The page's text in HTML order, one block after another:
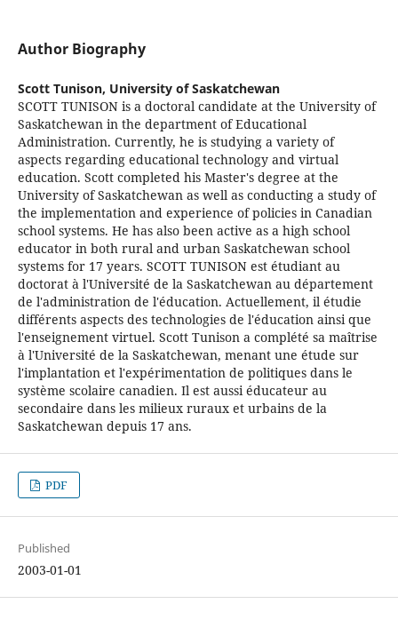
Author Biography
Scott Tunison, University of Saskatchewan
SCOTT TUNISON is a doctoral candidate at the University of
Saskatchewan in the department of Educational
Administration. Currently, he is studying a variety of
aspects regarding educational technology and virtual
education. Scott completed his Master's degree at the
University of Saskatchewan as well as conducting a study of
the implementation and experience of policies in Canadian
school systems. He has also been active as a high school
educator in both rural and urban Saskatchewan school
systems for 17 years. SCOTT TUNISON est étudiant au
doctorat à l'Université de la Saskatchewan au département
de l'administration de l'éducation. Actuellement, il étudie
différents aspects des technologies de l'éducation ainsi que
l'enseignement virtuel. Scott Tunison a complété sa maîtrise
à l'Université de la Saskatchewan, menant une étude sur
l'implantation et l'expérimentation de politiques dans le
système scolaire canadien. Il est aussi éducateur au
secondaire dans les milieux ruraux et urbains de la
Saskatchewan depuis 17 ans.
PDF
Published
2003-01-01